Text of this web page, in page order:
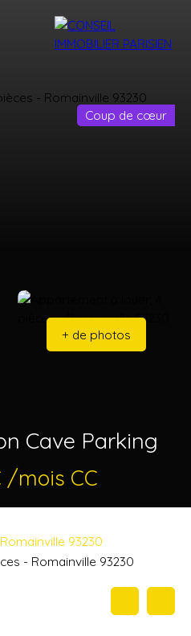
Coup de cœur
+ de photos
Cave Parking
/mois CC
Romainville 93230
- Romainville 93230